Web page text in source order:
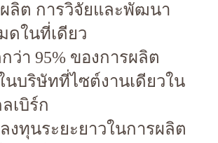
ลิต การวิจัยและพัฒนา
ดในที่เดียว
ว่า 95% ของการผลิต
นบริษัทที่ไซต์งานเดียวใน
เบิร์ก
งทุนระยะยาวในการผลิต